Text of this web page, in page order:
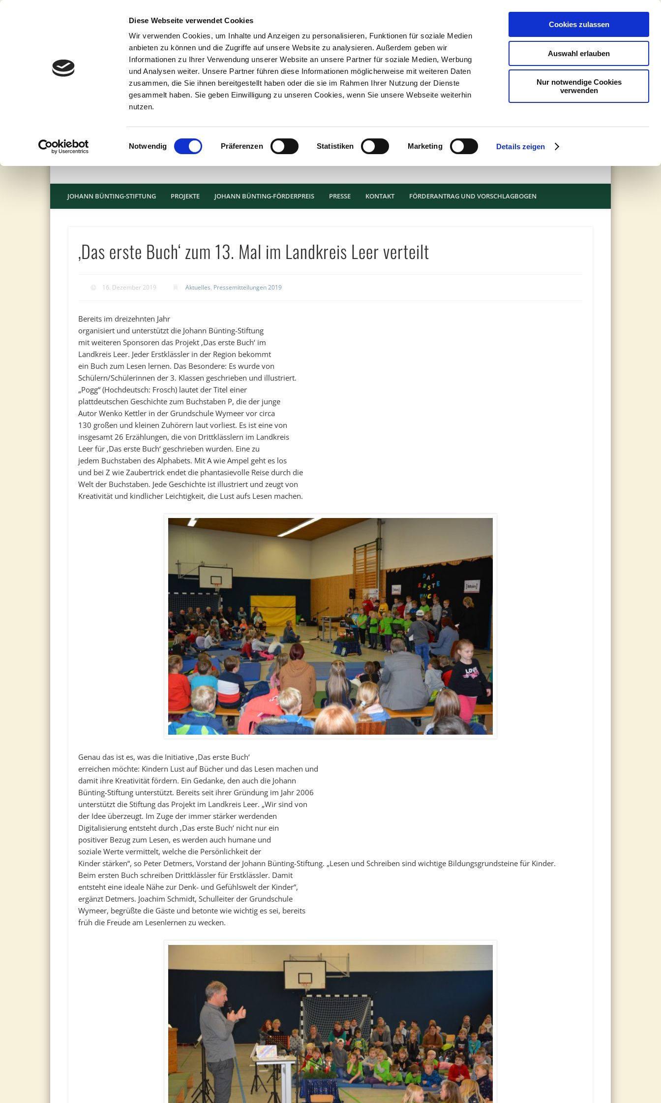
Diese Webseite verwendet Cookies
Wir verwenden Cookies, um Inhalte und Anzeigen zu personalisieren, Funktionen für soziale Medien
anbieten zu können und die Zugriffe auf unsere Website zu analysieren. Außerdem geben wir
Informationen zu Ihrer Verwendung unserer Website an unsere Partner für soziale Medien, Werbung
und Analysen weiter. Unsere Partner führen diese Informationen möglicherweise mit weiteren Daten
zusammen, die Sie ihnen bereitgestellt haben oder die sie im Rahmen Ihrer Nutzung der Dienste
gesammelt haben. Sie geben Einwilligung zu unseren Cookies, wenn Sie unsere Webseite weiterhin
nutzen.
Einwilligungsauswahl
Notwendig Präferenzen Statistiken Marketing Details zeigen
Cookies zulassen
Auswahl erlauben
Nur notwendige Cookies
verwenden
Johann
Stiftung
JOHANN BÜNTING-STIFTUNG PROJEKTE JOHANN BÜNTING-FÖRDERPREIS PRESSE KONTAKT FÖRDERANTRAG UND VORSCHLAGBOGEN
‚Das erste Buch‘ zum 13. Mal im Landkreis Leer verteilt
16. Dezember 2019 Aktuelles, Pressemitteilungen 2019
Bereits im dreizehnten Jahr
organisiert und unterstützt die Johann Bünting-Stiftung
mit weiteren Sponsoren das Projekt ‚Das erste Buch‘ im
Landkreis Leer. Jeder Erstklässler in der Region bekommt
ein Buch zum Lesen lernen. Das Besondere: Es wurde von
Schülern/Schülerinnen der 3. Klassen geschrieben und illustriert.
„Pogg“ (Hochdeutsch: Frosch) lautet der Titel einer
plattdeutschen Geschichte zum Buchstaben P, die der junge
Autor Wenko Kettler in der Grundschule Wymeer vor circa
130 großen und kleinen Zuhörern laut vorliest. Es ist eine von
insgesamt 26 Erzählungen, die von Drittklässlern im Landkreis
Leer für ‚Das erste Buch‘ geschrieben wurden. Eine zu
jedem Buchstaben des Alphabets. Mit A wie Ampel geht es los
und bei Z wie Zaubertrick endet die phantasievolle Reise durch die
Welt der Buchstaben. Jede Geschichte ist illustriert und zeugt von
Kreativität und kindlicher Leichtigkeit, die Lust aufs Lesen machen.
Genau das ist es, was die Initiative ‚Das erste Buch‘
erreichen möchte: Kindern Lust auf Bücher und das Lesen machen und
damit ihre Kreativität fördern. Ein Gedanke, den auch die Johann
Bünting-Stiftung unterstützt. Bereits seit ihrer Gründung im Jahr 2006
unterstützt die Stiftung das Projekt im Landkreis Leer. „Wir sind von
der Idee überzeugt. Im Zuge der immer stärker werdenden
Digitalisierung entsteht durch ‚Das erste Buch‘ nicht nur ein
positiver Bezug zum Lesen, es werden auch humane und
soziale Werte vermittelt, welche die Persönlichkeit der
Kinder stärken“, so Peter Detmers, Vorstand der Johann Bünting-Stiftung. „Lesen und Schreiben sind wichtige Bildungsgrundsteine für Kinder.
Beim ersten Buch schreiben Drittklässler für Erstklässler. Damit
entsteht eine ideale Nähe zur Denk- und Gefühlswelt der Kinder“,
ergänzt Detmers. Joachim Schmidt, Schulleiter der Grundschule
Wymeer, begrüßte die Gäste und betonte wie wichtig es sei, bereits
früh die Freude am Lesenlernen zu wecken.